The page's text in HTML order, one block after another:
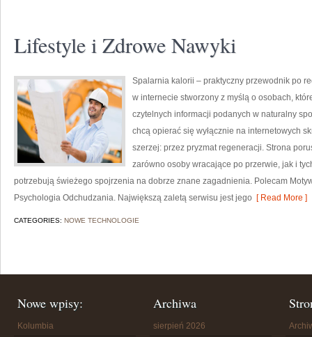
Lifestyle i Zdrowe Nawyki
Spalarnia kalorii – praktyczny przewodnik po
w internecie stworzony z myślą o osobach,
czytelnych informacji podanych w naturalny
chcą opierać się wyłącznie na internetowych
szerzej: przez pryzmat regeneracji. Strona
zarówno osoby wracające po przerwie, jak i
potrzebują świeżego spojrzenia na dobrze znane zagadnienia. Polecam
Psychologia Odchudzania. Największą zaletą serwisu jest jego [ Read More ]
CATEGORIES: NOWE TECHNOLOGIE
Nowe wpisy:
Kolumbia
Archiwa
sierpień 2026